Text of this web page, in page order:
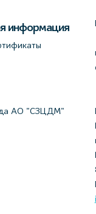
информация
АО "СЗЦДМ"